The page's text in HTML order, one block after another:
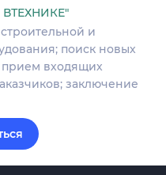
и
поиск новых
прием входящих
заключение